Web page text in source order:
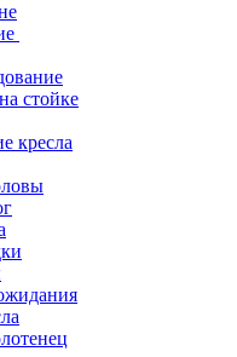
стойке
кресла